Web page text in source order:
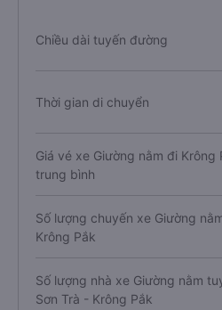
Chiều dài tuyến đường
Thời gian di chuyển
Giá vé xe Giường nằm đi Krông
trung bình
Số lượng chuyến xe Giường
Krông Pắk
Số lượng nhà xe Giường nằm
Sơn Trà - Krông Pắk